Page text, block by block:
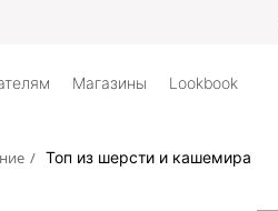
Магазины Lookbook
/ Топ из шерсти и кашемира